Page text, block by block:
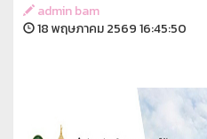
admin bam
18 พฤษภาคม 2569 16:45:50